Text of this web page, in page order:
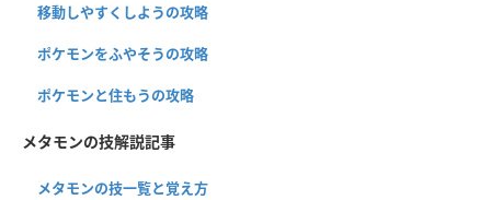
移動しやすくしようの攻略
ポケモンをふやそうの攻略
ポケモンと住もうの攻略
メタモンの技解説記事
メタモンの技一覧と覚え方